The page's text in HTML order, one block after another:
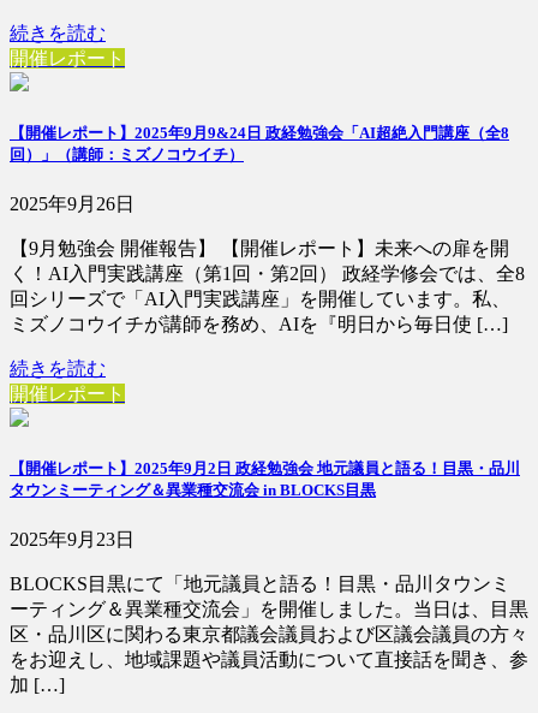
続きを読む
開催レポート
【開催レポート】2025年9月9&24日 政経勉強会「AI超絶入門講座（全8
回）」（講師：ミズノコウイチ）
2025年9月26日
【9月勉強会 開催報告】 【開催レポート】未来への扉を開
く！AI入門実践講座（第1回・第2回） 政経学修会では、全8
回シリーズで「AI入門実践講座」を開催しています。私、
ミズノコウイチが講師を務め、AIを『明日から毎日使 […]
続きを読む
開催レポート
【開催レポート】2025年9月2日 政経勉強会 地元議員と語る！目黒・品川
タウンミーティング＆異業種交流会 in BLOCKS目黒
2025年9月23日
BLOCKS目黒にて「地元議員と語る！目黒・品川タウンミ
ーティング＆異業種交流会」を開催しました。当日は、目黒
区・品川区に関わる東京都議会議員および区議会議員の方々
をお迎えし、地域課題や議員活動について直接話を聞き、参
加 […]